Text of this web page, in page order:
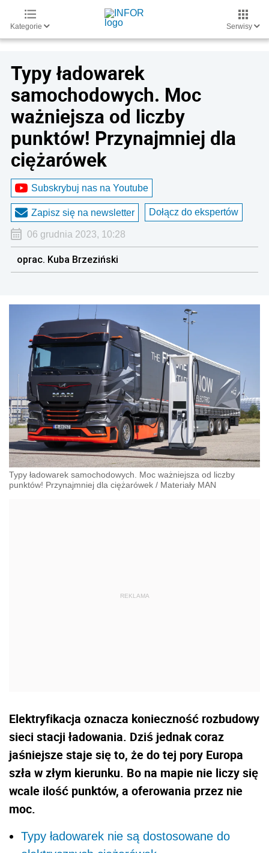
Kategorie Serwisy
Typy ładowarek
samochodowych. Moc
ważniejsza od liczby
punktów! Przynajmniej dla
ciężarówek
Subskrybuj nas na Youtube
Zapisz się na newsletter Dołącz do ekspertów
06 grudnia 2023, 10:28
oprac. Kuba Brzeziński
Typy ładowarek samochodowych. Moc ważniejsza od liczby
punktów! Przynajmniej dla ciężarówek / Materiały MAN
Elektryfikacja oznacza konieczność rozbudowy
sieci stacji ładowania. Dziś jednak coraz
jaśniejsze staje się to, że do tej pory Europa
szła w złym kierunku. Bo na mapie nie liczy się
wcale ilość punktów, a oferowania przez nie
moc.
Typy ładowarek nie są dostosowane do